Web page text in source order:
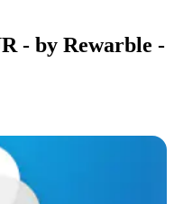
- by Rewarble -